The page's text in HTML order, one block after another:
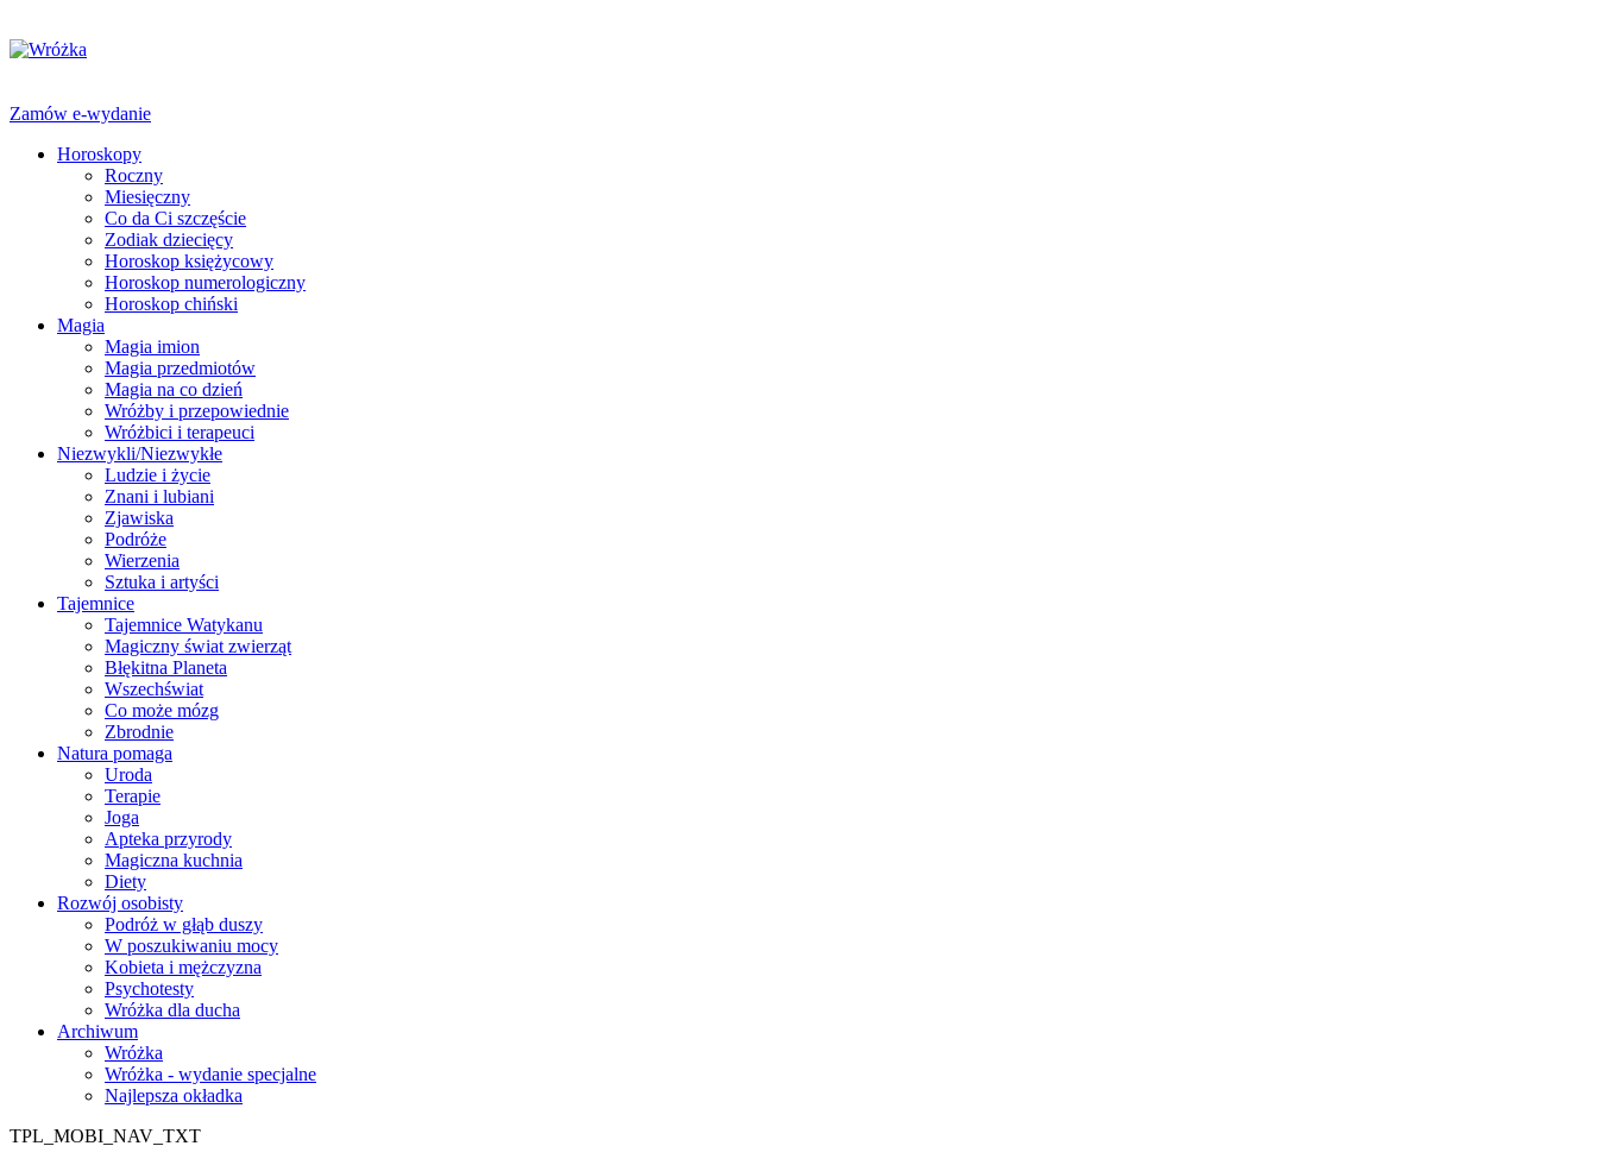
Zamów e-wydanie
Horoskopy
Roczny
Miesięczny
Co da Ci szczęście
Zodiak dziecięcy
Horoskop księżycowy
Horoskop numerologiczny
Horoskop chiński
Magia
Magia imion
Magia przedmiotów
Magia na co dzień
Wróżby i przepowiednie
Wróżbici i terapeuci
Niezwykli/Niezwykłe
Ludzie i życie
Znani i lubiani
Zjawiska
Podróże
Wierzenia
Sztuka i artyści
Tajemnice
Tajemnice Watykanu
Magiczny świat zwierząt
Błękitna Planeta
Wszechświat
Co może mózg
Zbrodnie
Natura pomaga
Uroda
Terapie
Joga
Apteka przyrody
Magiczna kuchnia
Diety
Rozwój osobisty
Podróż w głąb duszy
W poszukiwaniu mocy
Kobieta i mężczyzna
Psychotesty
Wróżka dla ducha
Archiwum
Wróżka
Wróżka - wydanie specjalne
Najlepsza okładka
TPL_MOBI_NAV_TXT